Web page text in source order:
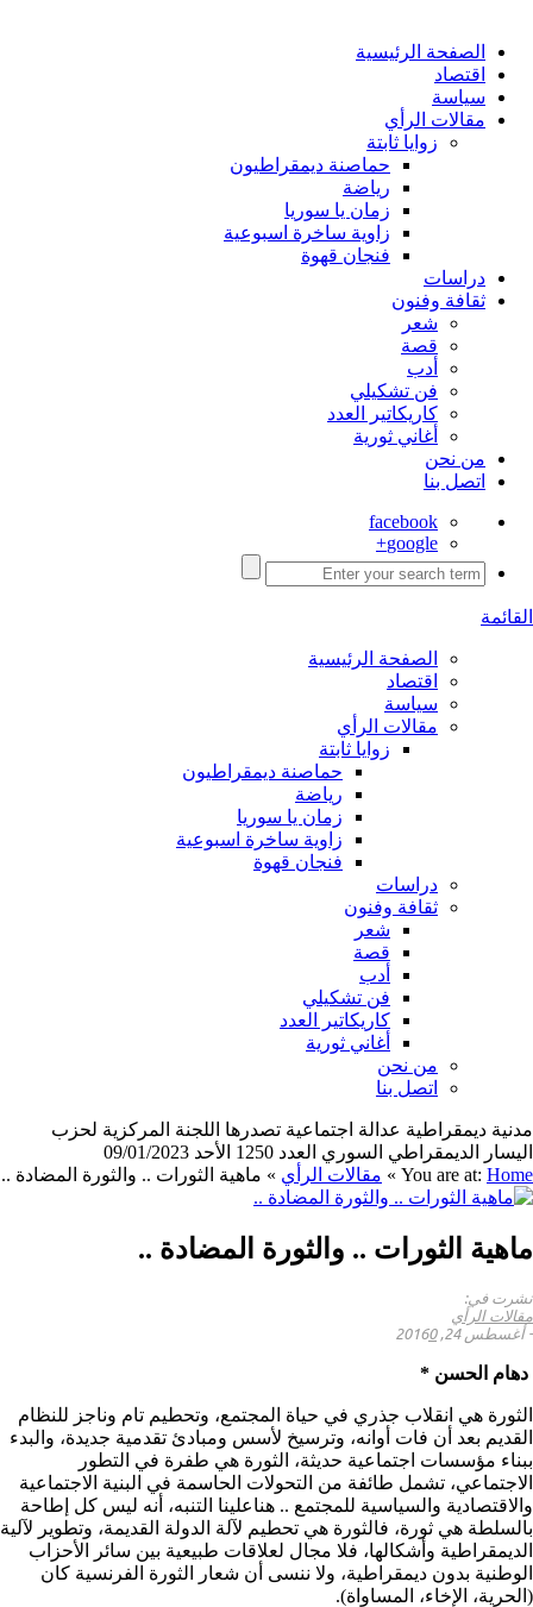
الصفحة الرئيسية
اقتصاد
سياسة
مقالات الرأي
زوايا ثابتة
حماصنة ديمقراطيون
رياضة
زمان يا سوريا
زاوية ساخرة اسبوعية
فنجان قهوة
دراسات
ثقافة وفنون
شعر
قصة
أدب
فن تشكيلي
كاريكاتير العدد
أغاني ثورية
من نحن
اتصل بنا
facebook
google+
القائمة
الصفحة الرئيسية
اقتصاد
سياسة
مقالات الرأي
زوايا ثابتة
حماصنة ديمقراطيون
رياضة
زمان يا سوريا
زاوية ساخرة اسبوعية
فنجان قهوة
دراسات
ثقافة وفنون
شعر
قصة
أدب
فن تشكيلي
كاريكاتير العدد
أغاني ثورية
من نحن
اتصل بنا
مدنية ديمقراطية عدالة اجتماعية تصدرها اللجنة المركزية لحزب
اليسار الديمقراطي السوري العدد 1250 الأحد 09/01/2023
You are at: Home
» مقالات الرأي » ماهية الثورات .. والثورة المضادة ..
ماهية الثورات .. والثورة المضادة ..
نشرت في:
مقالات الرأي
-أغسطس 24, 2016 0
دهام الحسن *
الثورة هي انقلاب جذري في حياة المجتمع، وتحطيم تام وناجز للنظام
القديم بعد أن فات أوانه، وترسيخ لأسس ومبادئ تقدمية جديدة، والبدء
ببناء مؤسسات اجتماعية حديثة، الثورة هي طفرة في التطور
الاجتماعي، تشمل طائفة من التحولات الحاسمة في البنية الاجتماعية
والاقتصادية والسياسية للمجتمع .. هناعلينا التنبه، أنه ليس كل إطاحة
بالسلطة هي ثورة، فالثورة هي تحطيم لآلة الدولة القديمة، وتطوير لآلية
الديمقراطية وأشكالها، فلا مجال لعلاقات طبيعية بين سائر الأحزاب
الوطنية بدون ديمقراطية، ولا ننسى أن شعار الثورة الفرنسية كان
(الحرية، الإخاء، المساواة).